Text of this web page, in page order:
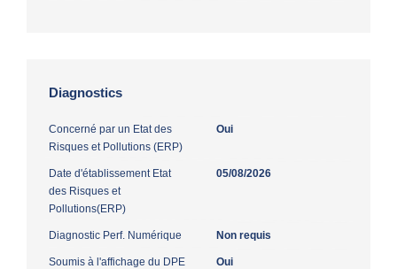
Diagnostics
Concerné par un Etat des
Risques et Pollutions (ERP)
Oui
Date d'établissement Etat
des Risques et
Pollutions(ERP)
05/08/2026
Diagnostic Perf. Numérique Non requis
Soumis à l'affichage du DPE Oui